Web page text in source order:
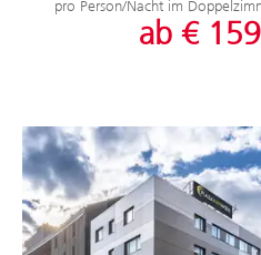
pro Person/Nacht im
ab €